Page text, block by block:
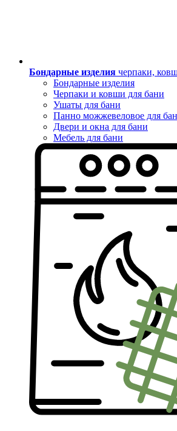
Бондарные изделия черпаки,
Бондарные изделия
Черпаки и ковши для бани
Ушаты для бани
Панно можжевеловое для
Двери и окна для бани
Мебель для бани